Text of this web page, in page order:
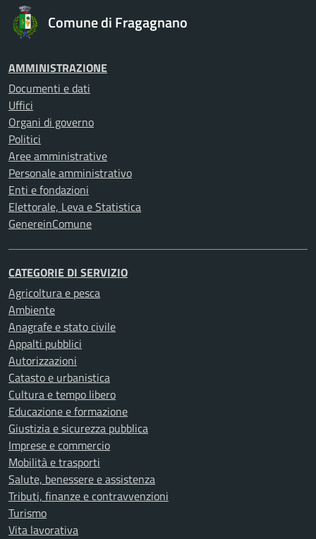
Comune di Fragagnano
AMMINISTRAZIONE
Documenti e dati
Uffici
Organi di governo
Politici
Aree amministrative
Personale amministrativo
Enti e fondazioni
Elettorale, Leva e Statistica
GenereinComune
CATEGORIE DI SERVIZIO
Agricoltura e pesca
Ambiente
Anagrafe e stato civile
Appalti pubblici
Autorizzazioni
Catasto e urbanistica
Cultura e tempo libero
Educazione e formazione
Giustizia e sicurezza pubblica
Imprese e commercio
Mobilità e trasporti
Salute, benessere e assistenza
Tributi, finanze e contravvenzioni
Turismo
Vita lavorativa